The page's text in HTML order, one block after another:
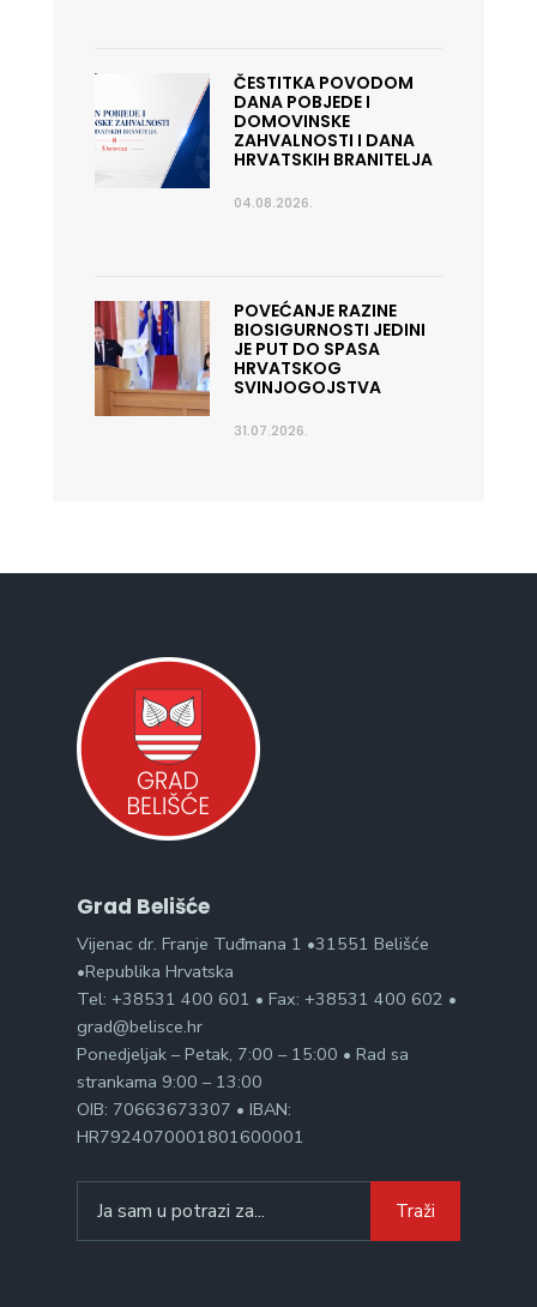
ČESTITKA POVODOM
DANA POBJEDE I
DOMOVINSKE
ZAHVALNOSTI I DANA
HRVATSKIH BRANITELJA
04.08.2026.
POVEĆANJE RAZINE
BIOSIGURNOSTI JEDINI
JE PUT DO SPASA
HRVATSKOG
SVINJOGOJSTVA
31.07.2026.
Grad Belišće
Vijenac dr. Franje Tuđmana 1 •31551 Belišće
•Republika Hrvatska
Tel: +38531 400 601 • Fax: +38531 400 602 •
grad@belisce.hr
Ponedjeljak – Petak, 7:00 – 15:00 • Rad sa
strankama 9:00 – 13:00
OIB: 70663673307 • IBAN:
HR7924070001801600001
for:
Traži